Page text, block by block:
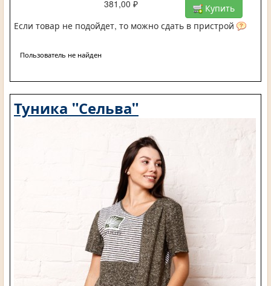
381,00 ₽
Купить
Если товар не подойдет, то можно сдать в пристрой
Пользователь не найден
Туника "Сельва"